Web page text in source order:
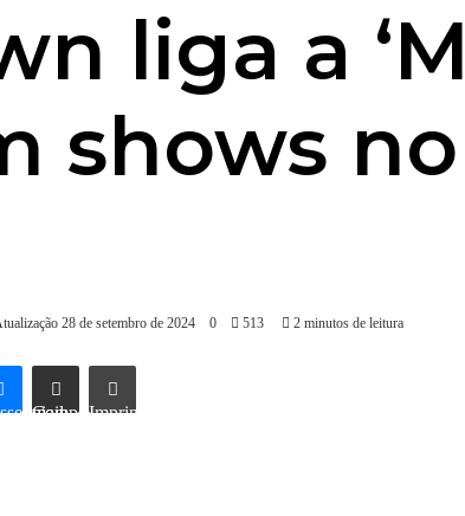
liga a
shows
28 de setembro de 2024 0 513 2 minutos de leitura
Compartilhar via e-mail Imprimir